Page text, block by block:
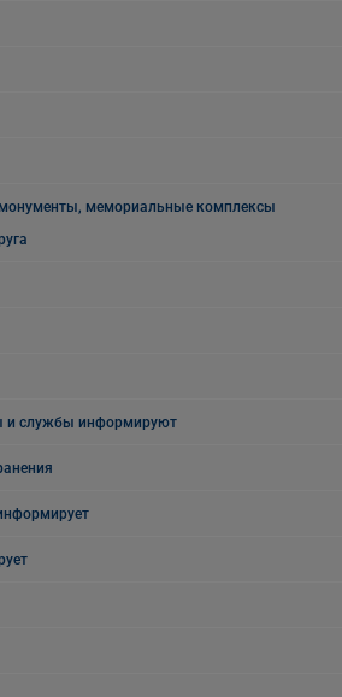
мемориальные комплексы
и службы информируют